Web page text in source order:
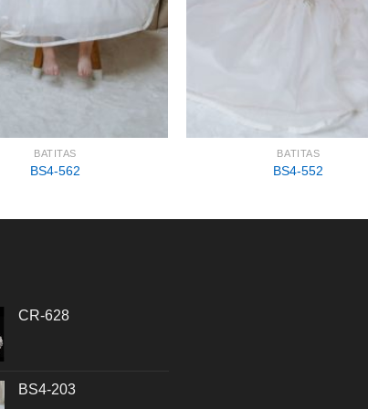
BATITAS
BS4-562
BATITAS
BS4-552
CR-628
BS4-203